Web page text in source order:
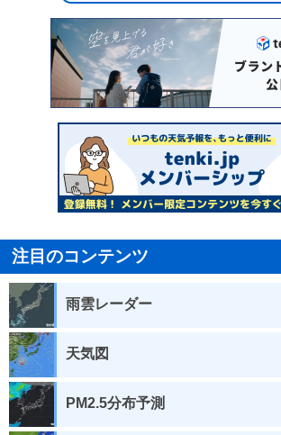
注目のコンテンツ
雨雲レーダー
天気図
PM2.5分布予測